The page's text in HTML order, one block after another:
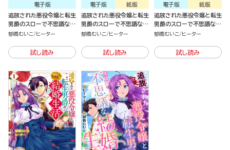
電子版
追放された悪役令嬢と転生
男爵のスローで不思議な結
婚生活（4）
郁橋むいこ ヒーター
試し読み
紙版
電子版
追放された悪役令嬢と転生
男爵のスローで不思議な結
婚生活（3）
郁橋むいこ ヒーター
試し読み
紙版
電子版
追放された悪役令嬢と転生
男爵のスローで不思議な結
婚生活（2）
郁橋むいこ ヒーター
試し読み